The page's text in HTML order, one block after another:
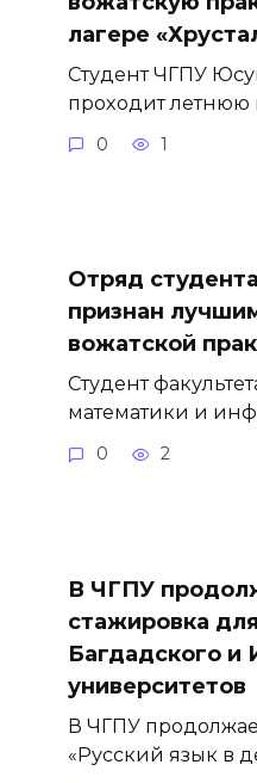
лагере
Студент ЧГПУ
проходит летнюю
0 1
Отряд
признан
вожатской
Студент
математики и
0 2
В ЧГПУ
стажировка
Багдадского и
университетов
В ЧГПУ
«Русский язык в